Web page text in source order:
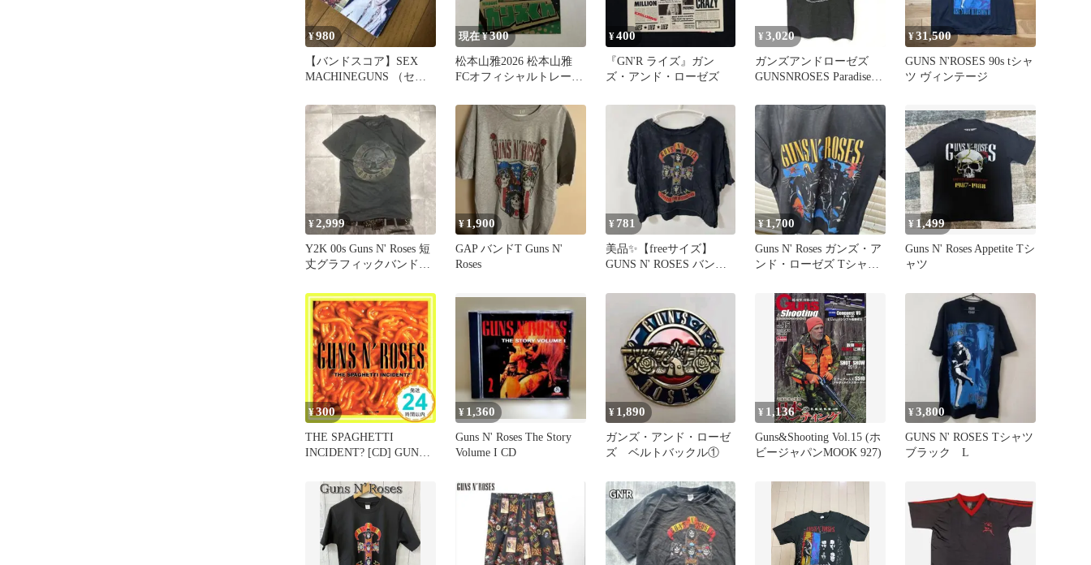
¥980
【バンドスコア】SEX
MACHINEGUNS （セッ
現在 ¥300
松本山雅2026 松本山雅
FCオフィシャルトレーデ
くん
¥400
『GN'R ライズ』ガン
ズ・アンド・ローゼズ
¥ 3,020
ガンズアンドローゼズ
GUNSNROSES Paradise
¥31,500
GUNS N'ROSES 90s tシャ
ツ ヴィンテージ
¥2,999
Y2K 00s Guns N' Roses 短
丈グラフィックバンドT
¥ 1,900
GAP バンドT Guns N'
Roses
¥ 781
美品✨️【freeサイズ】
GUNS N' ROSES バンドT
¥ 1,700
Guns N' Roses ガンズ・ア
ンド・ローゼズ Tシャツ
¥ 1,499
Guns N' Roses Appetite Tシ
ャツ
¥300
THE SPAGHETTI
INCIDENT? [CD] GUNS
¥ 1,360
Guns N' Roses The Story
Volume I CD
¥ 1,890
ガンズ・アンド・ローゼ
ズ ベルトバックル①
¥ 1,136
Guns&Shooting Vol.15 (ホ
ビージャパンMOOK 927)
¥3,800
GUNS N' ROSES Tシャツ
ブラック L